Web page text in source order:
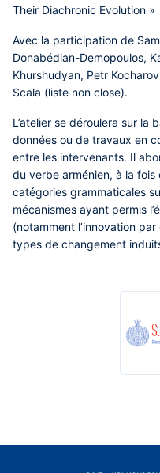
Their Diachronic Evolution »
Avec la participation de
Donabédian-Demopoulos,
Khurshudyan, Petr
Scala (liste non close).
L’atelier se déroulera sur la
données ou de travaux en
entre les intervenants. Il
du verbe arménien, à la
catégories grammaticales
mécanismes ayant permis
(notamment l’innovation
types de changement